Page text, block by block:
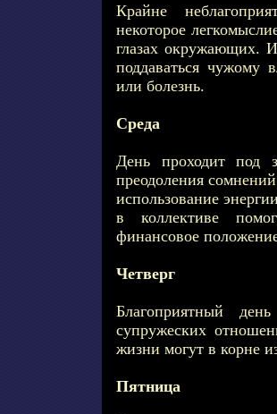
Крайне
некоторое
глазах окружающих.
поддаваться чужому
или болезнь.
Среда
День проходит под
преодоления
использование
в коллективе
финансовое
Четверг
Благоприятный
супружеских
жизни могут в корне
Пятница